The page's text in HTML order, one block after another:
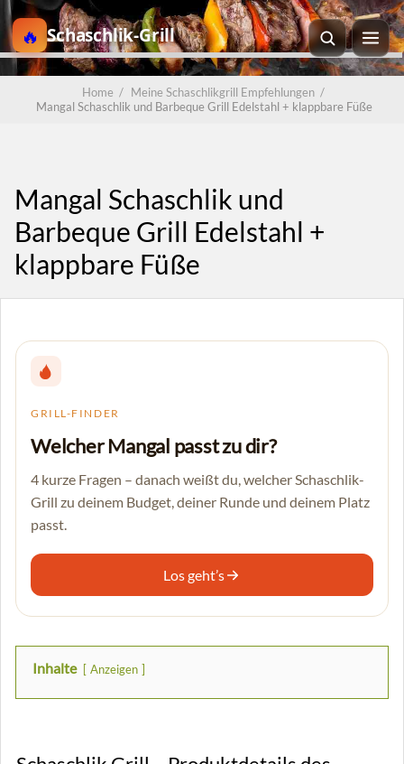
Schaschlik-Grill
Home / Meine Schaschlikgrill Empfehlungen/
Mangal Schaschlik und Barbeque Grill Edelstahl + klappbare Füße
Mangal Schaschlik und
Barbeque Grill Edelstahl +
klappbare Füße
GRILL-FINDER
Welcher Mangal passt zu dir?
4 kurze Fragen – danach weißt du, welcher Schaschlik-
Grill zu deinem Budget, deiner Runde und deinem Platz
passt.
Los geht’s
Inhalte Anzeigen